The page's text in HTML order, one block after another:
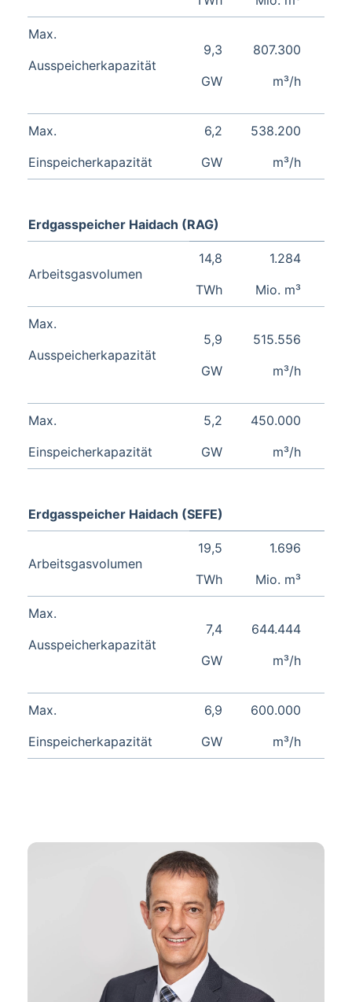
Max.
Ausspeicherkapazität
9,3
GW
807.300
m³/h
Max.
Einspeicherkapazität
6,2
GW
538.200
m³/h
Erdgasspeicher Haidach (RAG)
Arbeitsgasvolumen
14,8
TWh
1.284
Mio. m³
Max.
Ausspeicherkapazität
5,9
GW
515.556
m³/h
Max.
Einspeicherkapazität
5,2
GW
450.000
m³/h
Erdgasspeicher Haidach (SEFE)
Arbeitsgasvolumen
19,5
TWh
1.696
Mio. m³
Max.
Ausspeicherkapazität
7,4
GW
644.444
m³/h
Max.
Einspeicherkapazität
6,9
GW
600.000
m³/h